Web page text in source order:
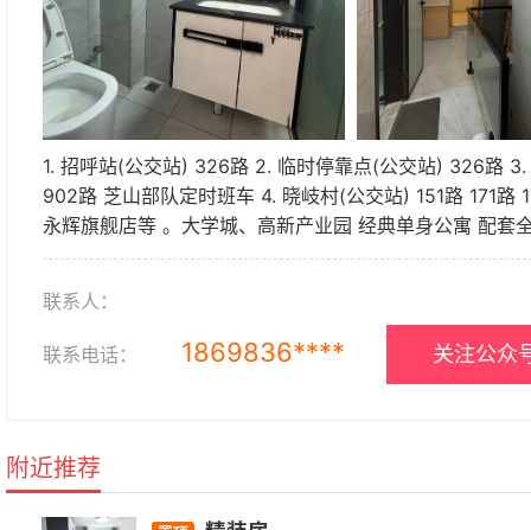
1. 招呼站(公交站) 326路 2. 临时停靠点(公交站) 326路
902路 芝山部队定时班车 4. 晓岐村(公交站) 151路 171
永辉旗舰店等 。大学城、高新产业园 经典单身公寓 配套
联系人：
联系电话： 1869836**** 关注公众
附近推荐